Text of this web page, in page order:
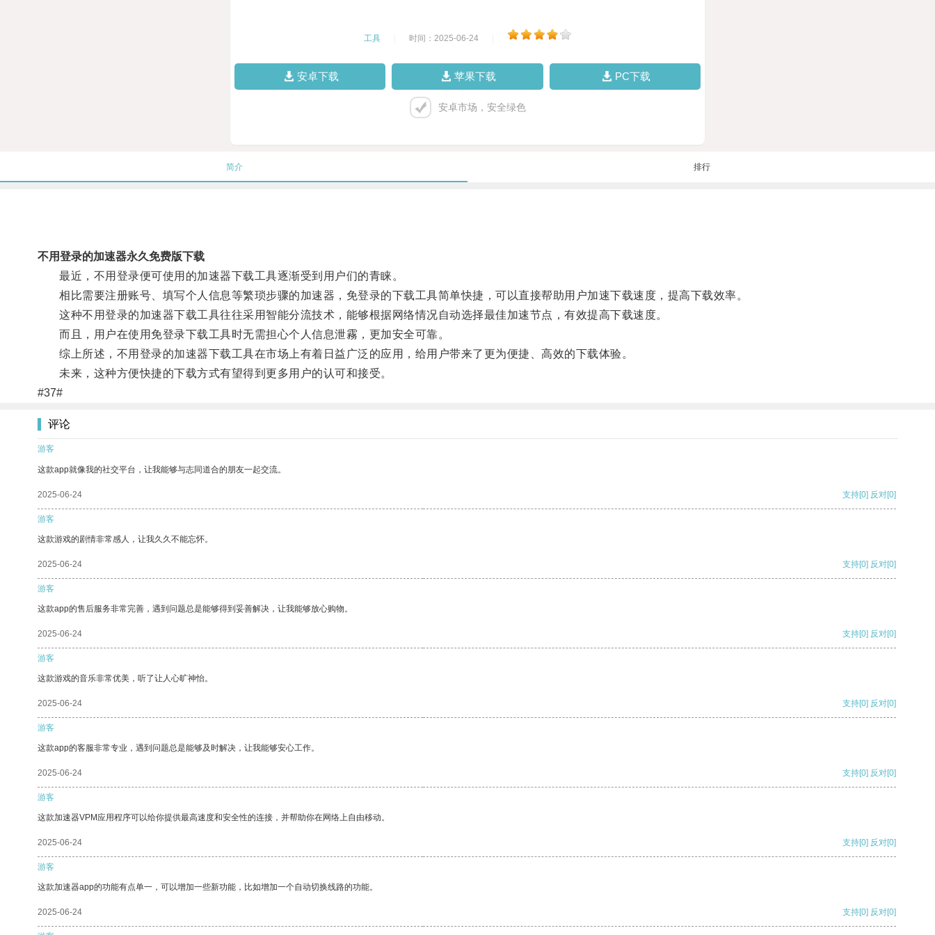
工具 时间：2025-06-24
安卓下载 苹果下载 PC下载
安卓市场，安全绿色
简介 排行
不用登录的加速器永久免费版下载
最近，不用登录便可使用的加速器下载工具逐渐受到用户们的青睐。
相比需要注册账号、填写个人信息等繁琐步骤的加速器，免登录的下载工具简单快捷，可以直接帮助用户加速下载速度，提高下载效率。
这种不用登录的加速器下载工具往往采用智能分流技术，能够根据网络情况自动选择最佳加速节点，有效提高下载速度。
而且，用户在使用免登录下载工具时无需担心个人信息泄霧，更加安全可靠。
综上所述，不用登录的加速器下载工具在市场上有着日益广泛的应用，给用户带来了更为便捷、高效的下载体验。
未来，这种方便快捷的下载方式有望得到更多用户的认可和接受。
#37#
评论
游客
这款app就像我的社交平台，让我能够与志同道合的朋友一起交流。
2025-06-24 支持[0] 反对[0]
游客
这款游戏的剧情非常感人，让我久久不能忘怀。
2025-06-24 支持[0] 反对[0]
游客
这款app的售后服务非常完善，遇到问题总是能够得到妥善解决，让我能够放心购物。
2025-06-24 支持[0] 反对[0]
游客
这款游戏的音乐非常优美，听了让人心旷神怡。
2025-06-24 支持[0] 反对[0]
游客
这款app的客服非常专业，遇到问题总是能够及时解决，让我能够安心工作。
2025-06-24 支持[0] 反对[0]
游客
这款加速器VPM应用程序可以给你提供最高速度和安全性的连接，并帮助你在网络上自由移动。
2025-06-24 支持[0] 反对[0]
游客
这款加速器app的功能有点单一，可以增加一些新功能，比如增加一个自动切换线路的功能。
2025-06-24 支持[0] 反对[0]